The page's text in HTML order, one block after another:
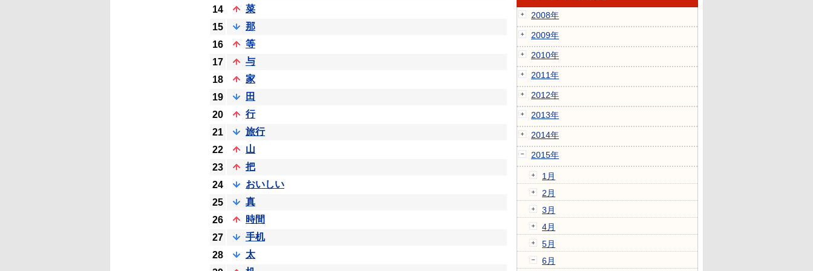
14
菜
15
那
16
等
17
与
18
家
19
田
20
行
21
旅行
22
山
23
把
24
おいしい
25
真
26
時間
27
手机
28
太
2008年
2009年
2010年
2011年
2012年
2013年
2014年
2015年
1月
2月
3月
4月
5月
6月